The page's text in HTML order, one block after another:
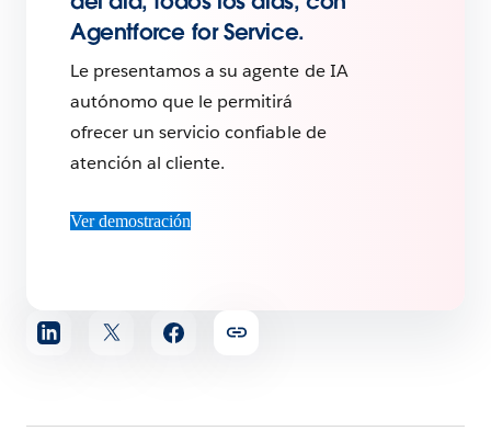
Agentforce for Service.
Le presentamos a su agente de IA
autónomo que le permitirá
ofrecer un servicio confiable de
atención al cliente.
Ver demostración
Compartir
artículo